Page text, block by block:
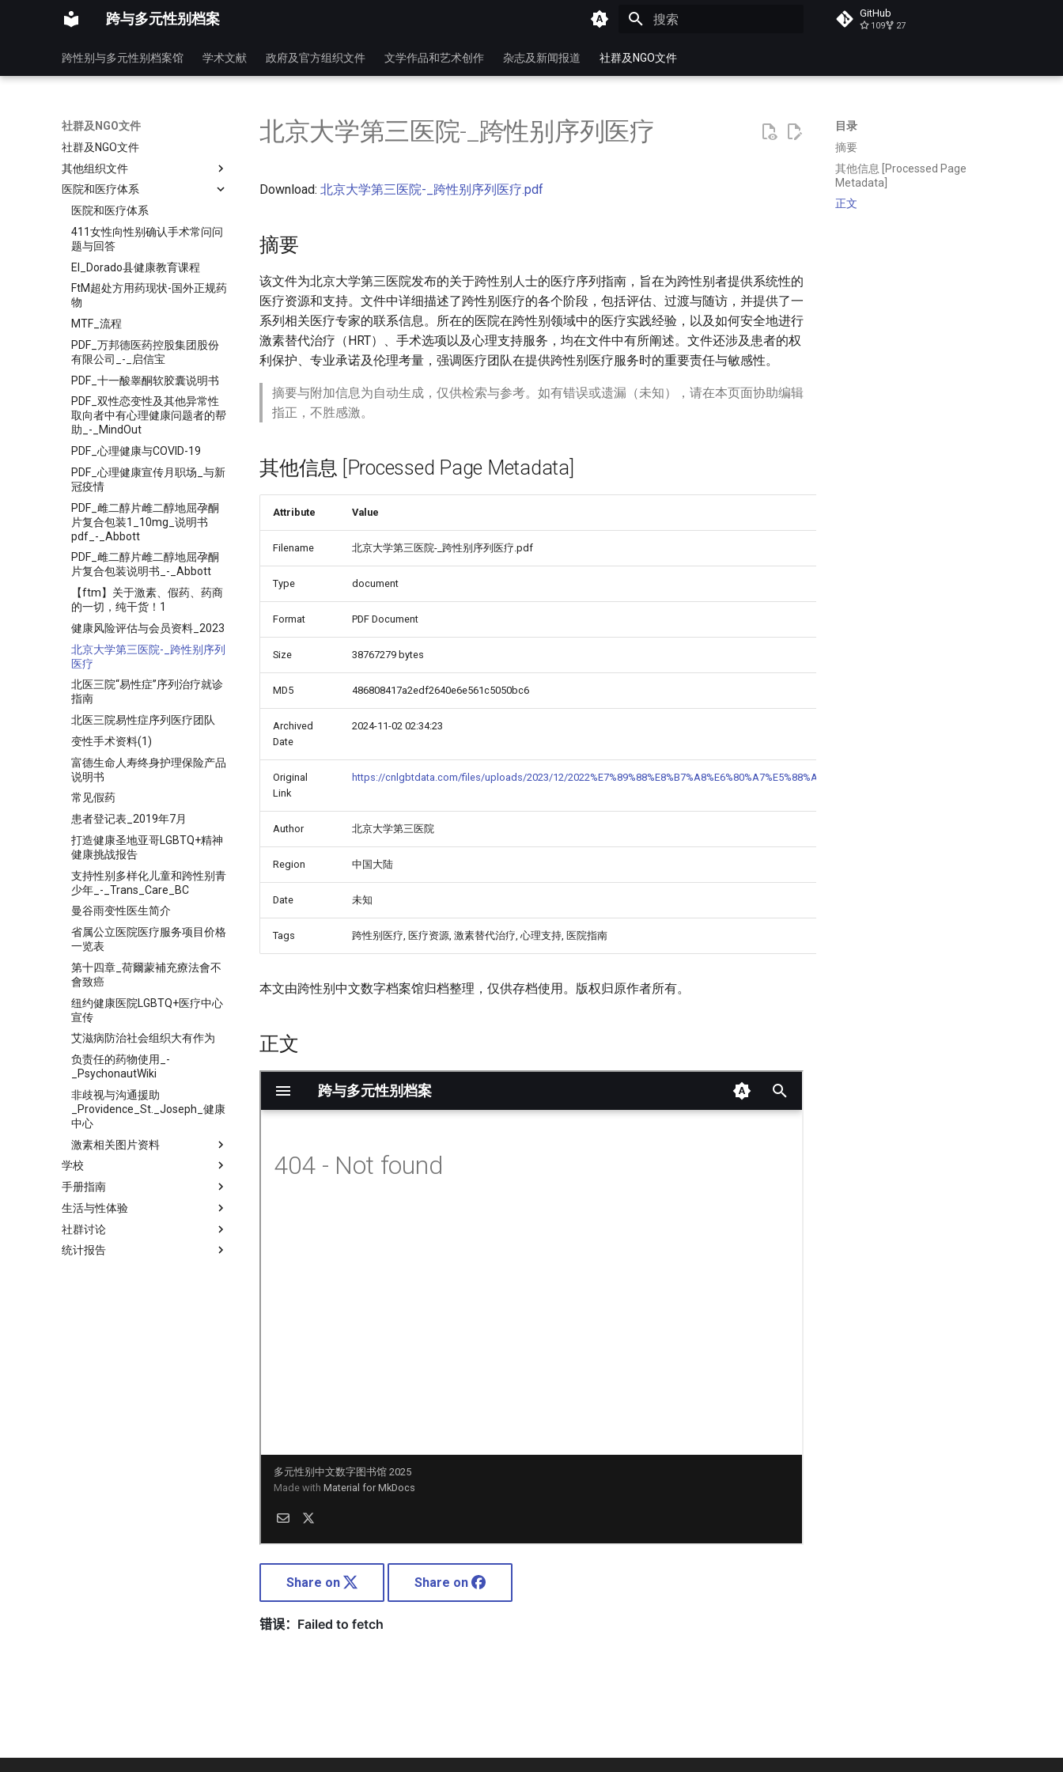
跨与多元性别档案 GitHub
109 27
跨性别与多元性别档案馆 学术文献 政府及官方组织文件 文学作品和艺术创作 杂志及新闻报道 社群及NGO文件
社群及NGO文件
社群及NGO文件
其他组织文件
医院和医疗体系
医院和医疗体系
411女性向性别确认手术常问问
题与回答
El_Dorado县健康教育课程
FtM超处方用药现状-国外正规药
物
MTF_流程
PDF_万邦德医药控股集团股份
有限公司_-_启信宝
PDF_十一酸睾酮软胶囊说明书
PDF_双性恋变性及其他异常性
取向者中有心理健康问题者的帮
助_-_MindOut
PDF_心理健康与COVID-19
PDF_心理健康宣传月职场_与新
冠疫情
PDF_雌二醇片雌二醇地屈孕酮
片复合包装1_10mg_说明书
pdf_-_Abbott
PDF_雌二醇片雌二醇地屈孕酮
片复合包装说明书_-_Abbott
【ftm】关于激素、假药、药商
的一切，纯干货！1
健康风险评估与会员资料_2023
北京大学第三医院-_跨性别序列
医疗
北医三院“易性症”序列治疗就诊
指南
北医三院易性症序列医疗团队
变性手术资料(1)
富德生命人寿终身护理保险产品
说明书
常见假药
患者登记表_2019年7月
打造健康圣地亚哥LGBTQ+精神
健康挑战报告
支持性别多样化儿童和跨性别青
少年_-_Trans_Care_BC
曼谷雨变性医生简介
省属公立医院医疗服务项目价格
一览表
第十四章_荷爾蒙補充療法會不
會致癌
纽约健康医院LGBTQ+医疗中心
宣传
艾滋病防治社会组织大有作为
负责任的药物使用_-
_PsychonautWiki
非歧视与沟通援助
_Providence_St._Joseph_健康
中心
激素相关图片资料
学校
手册指南
生活与性体验
社群讨论
统计报告
目录
摘要
其他信息 [Processed Page
Metadata]
正文
北京大学第三医院-_跨性别序列医疗
Download: 北京大学第三医院-_跨性别序列医疗.pdf
摘要
该文件为北京大学第三医院发布的关于跨性别人士的医疗序列指南，旨在为跨性别者提供系统性的
医疗资源和支持。文件中详细描述了跨性别医疗的各个阶段，包括评估、过渡与随访，并提供了一
系列相关医疗专家的联系信息。所在的医院在跨性别领域中的医疗实践经验，以及如何安全地进行
激素替代治疗（HRT）、手术选项以及心理支持服务，均在文件中有所阐述。文件还涉及患者的权
利保护、专业承诺及伦理考量，强调医疗团队在提供跨性别医疗服务时的重要责任与敏感性。
摘要与附加信息为自动生成，仅供检索与参考。如有错误或遗漏（未知），请在本页面协助编辑
指正，不胜感激。
其他信息 [Processed Page Metadata]
Attribute Value
Filename 北京大学第三医院-_跨性别序列医疗.pdf
Type document
Format PDF Document
Size 38767279 bytes
MD5 486808417a2edf2640e6e561c5050bc6
Archived
Date
2024-11-02 02:34:23
Original
Link
https://cnlgbtdata.com/files/uploads/2023/12/
Author 北京大学第三医院
Region 中国大陆
Date 未知
Tags 跨性别医疗, 医疗资源, 激素替代治疗, 心理支持, 医院指南
本文由跨性别中文数字档案馆归档整理，仅供存档使用。版权归原作者所有。
正文
Share on Share on